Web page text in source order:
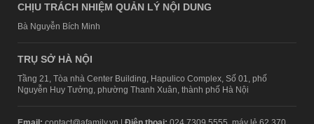
CHỊU TRÁCH NHIỆM QUẢN LÝ NỘI DUNG
Bà Nguyễn Bích Minh
TRỤ SỞ HÀ NỘI
Tầng 21, Tòa nhà Center Building, Hapulico Complex, Số 01, phố
Nguyễn Huy Tưởng, phường Thanh Xuân, thành phố Hà Nội